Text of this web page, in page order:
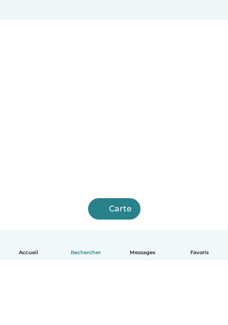
Accueil Rechercher Messages Favoris
Carte